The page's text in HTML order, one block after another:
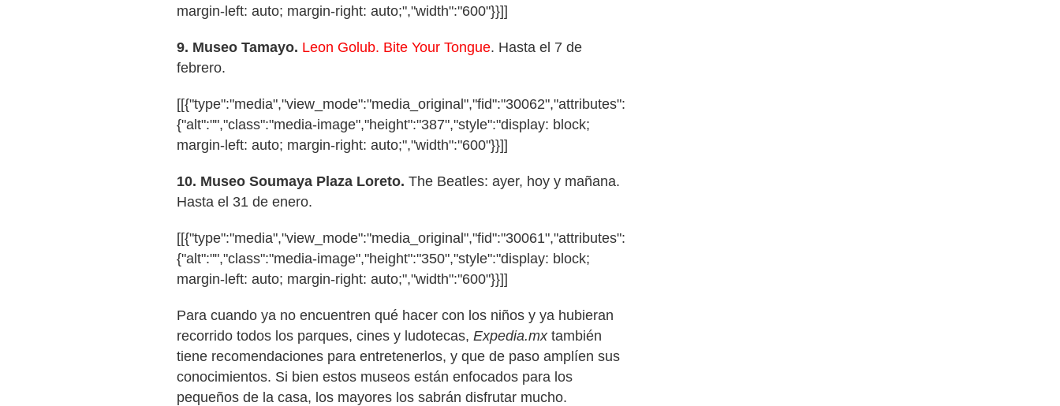
margin-left: auto; margin-right: auto;","width":"600"}}]]
9. Museo Tamayo. Leon Golub. Bite Your Tongue. Hasta el 7 de
febrero.
[[{"type":"media","view_mode":"media_original","fid":"30062","attributes":
{"alt":"","class":"media-image","height":"387","style":"display: block;
margin-left: auto; margin-right: auto;","width":"600"}}]]
10. Museo Soumaya Plaza Loreto. The Beatles: ayer, hoy y mañana.
Hasta el 31 de enero.
[[{"type":"media","view_mode":"media_original","fid":"30061","attributes":
{"alt":"","class":"media-image","height":"350","style":"display: block;
margin-left: auto; margin-right: auto;","width":"600"}}]]
Para cuando ya no encuentren qué hacer con los niños y ya hubieran
recorrido todos los parques, cines y ludotecas, Expedia.mx también
tiene recomendaciones para entretenerlos, y que de paso amplíen sus
conocimientos. Si bien estos museos están enfocados para los
pequeños de la casa, los mayores los sabrán disfrutar mucho.